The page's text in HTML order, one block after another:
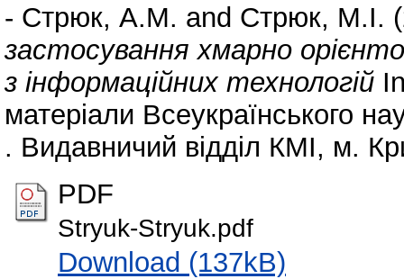
- Стрюк, А.М. and Стрюк, М.І.
застосування хмарно
з інформаційних технологій
матеріали Всеукраїнського
. Видавничий відділ КМІ, м.
PDF
Stryuk-Stryuk.pdf
Download (137kB)